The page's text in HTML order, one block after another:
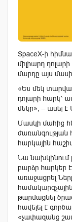
SpaceX-ի
միլիարդ
մարդը այս
«Ես մեկ տարվա
դոլարի հարկ՝
մեկը», – ասել է
Մասկի մահից
ժառանգության
հարկային
Նա նախկինում
բարձր հարկեր
առաջացրել
թարմացնել
հավելել է
«չափազանց